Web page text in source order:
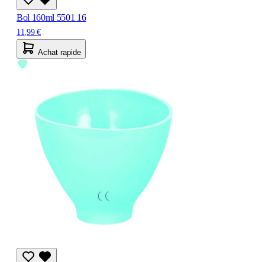
Bol 160ml 5501 16
11,99 €
Achat rapide